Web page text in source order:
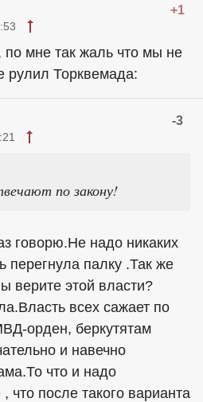
+1
мне так жаль что мы не
рулил Торквемада:
-3
по закону!
говорю.Не надо никаких
перегнула палку .Так же
верите этой власти?
всех сажает по
орден, беркутятам
и навечно
что и надо
что после такого варианта